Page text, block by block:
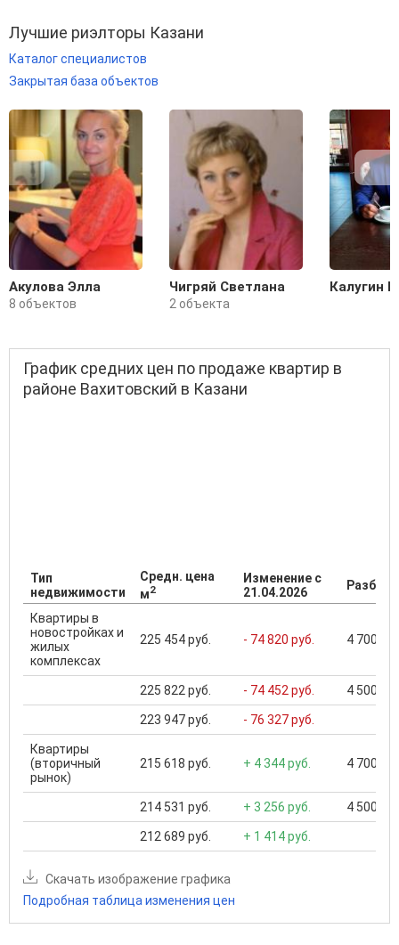
Лучшие риэлторы Казани
Каталог специалистов
Закрытая база объектов
Акулова Элла
8 объектов
Чигряй Светлана
2 объекта
Калугин
График средних цен по продаже квартир в
районе Вахитовский в Казани
Тип
недвижимости
Средн. цена
м2
Изменение с
21.04.2026
Квартиры в
новостройках и
жилых
комплексах
225 454 руб. - 74 820 руб. 4 700
225 822 руб. - 74 452 руб. 4 500
223 947 руб. - 76 327 руб.
Квартиры
(вторичный
рынок)
215 618 руб. + 4 344 руб. 4 700
214 531 руб. + 3 256 руб. 4 500
212 689 руб. + 1 414 руб.
Скачать изображение графика
Подробная таблица изменения цен